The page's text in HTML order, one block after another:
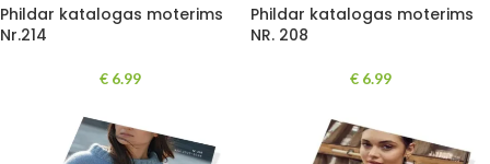
Phildar katalogas moterims
Nr.214
€6.99
Phildar katalogas moterims
NR. 208
€6.99